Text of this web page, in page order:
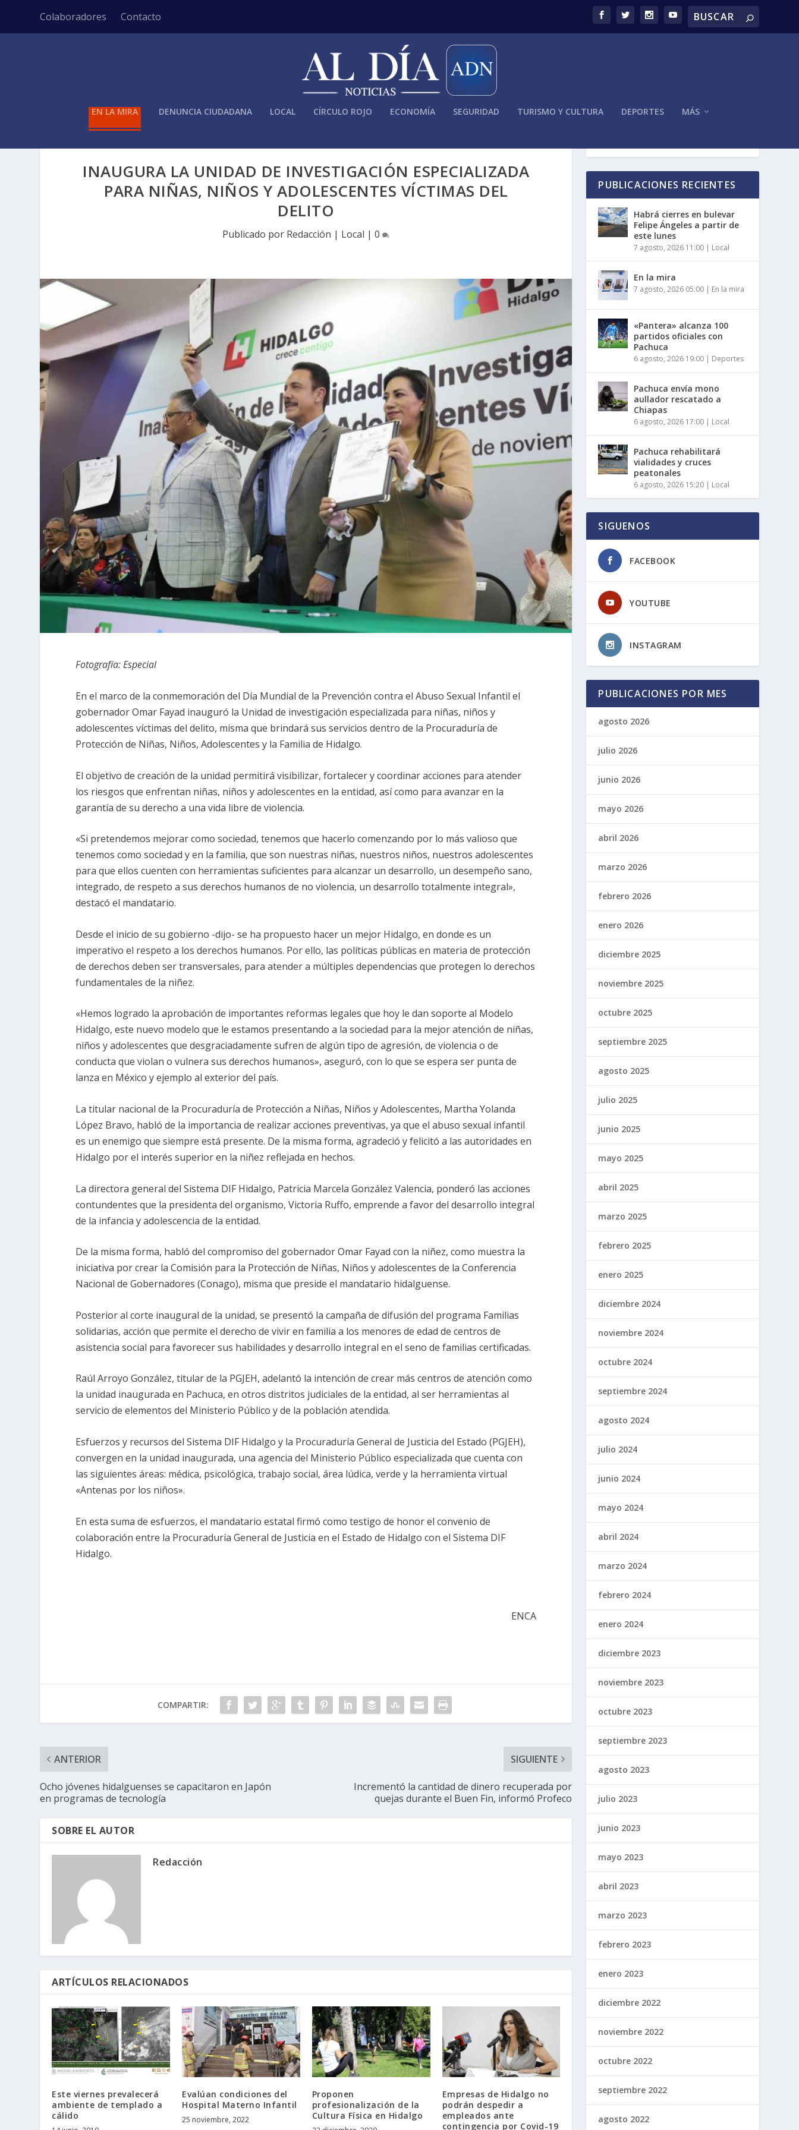
Colaboradores Contacto
EN LA MIRA DENUNCIA CIUDADANA LOCAL CÍRCULO ROJO ECONOMÍA SEGURIDAD TURISMO Y CULTURA DEPORTES MÁS
INAUGURA LA UNIDAD DE INVESTIGACIÓN ESPECIALIZADA
PARA NIÑAS, NIÑOS Y ADOLESCENTES VÍCTIMAS DEL
DELITO
Publicado por Redacción | Local |0
Fotografía: Especial
En el marco de la conmemoración del Día Mundial de la Prevención contra el Abuso Sexual Infantil el
gobernador Omar Fayad inauguró la Unidad de investigación especializada para niñas, niños y
adolescentes víctimas del delito, misma que brindará sus servicios dentro de la Procuraduría de
Protección de Niñas, Niños, Adolescentes y la Familia de Hidalgo.
El objetivo de creación de la unidad permitirá visibilizar, fortalecer y coordinar acciones para atender
los riesgos que enfrentan niñas, niños y adolescentes en la entidad, así como para avanzar en la
garantía de su derecho a una vida libre de violencia.
«Si pretendemos mejorar como sociedad, tenemos que hacerlo comenzando por lo más valioso que
tenemos como sociedad y en la familia, que son nuestras niñas, nuestros niños, nuestros adolescentes
para que ellos cuenten con herramientas suficientes para alcanzar un desarrollo, un desempeño sano,
integrado, de respeto a sus derechos humanos de no violencia, un desarrollo totalmente integral»,
destacó el mandatario.
Desde el inicio de su gobierno -dijo- se ha propuesto hacer un mejor Hidalgo, en donde es un
imperativo el respeto a los derechos humanos. Por ello, las políticas públicas en materia de protección
de derechos deben ser transversales, para atender a múltiples dependencias que protegen lo derechos
fundamentales de la niñez.
«Hemos logrado la aprobación de importantes reformas legales que hoy le dan soporte al Modelo
Hidalgo, este nuevo modelo que le estamos presentando a la sociedad para la mejor atención de niñas,
niños y adolescentes que desgraciadamente sufren de algún tipo de agresión, de violencia o de
conducta que violan o vulnera sus derechos humanos», aseguró, con lo que se espera ser punta de
lanza en México y ejemplo al exterior del país.
La titular nacional de la Procuraduría de Protección a Niñas, Niños y Adolescentes, Martha Yolanda
López Bravo, habló de la importancia de realizar acciones preventivas, ya que el abuso sexual infantil
es un enemigo que siempre está presente. De la misma forma, agradeció y felicitó a las autoridades en
Hidalgo por el interés superior en la niñez reflejada en hechos.
La directora general del Sistema DIF Hidalgo, Patricia Marcela González Valencia, ponderó las acciones
contundentes que la presidenta del organismo, Victoria Ruffo, emprende a favor del desarrollo integral
de la infancia y adolescencia de la entidad.
De la misma forma, habló del compromiso del gobernador Omar Fayad con la niñez, como muestra la
iniciativa por crear la Comisión para la Protección de Niñas, Niños y adolescentes de la Conferencia
Nacional de Gobernadores (Conago), misma que preside el mandatario hidalguense.
Posterior al corte inaugural de la unidad, se presentó la campaña de difusión del programa Familias
solidarias, acción que permite el derecho de vivir en familia a los menores de edad de centros de
asistencia social para favorecer sus habilidades y desarrollo integral en el seno de familias certificadas.
Raúl Arroyo González, titular de la PGJEH, adelantó la intención de crear más centros de atención como
la unidad inaugurada en Pachuca, en otros distritos judiciales de la entidad, al ser herramientas al
servicio de elementos del Ministerio Público y de la población atendida.
Esfuerzos y recursos del Sistema DIF Hidalgo y la Procuraduría General de Justicia del Estado (PGJEH),
convergen en la unidad inaugurada, una agencia del Ministerio Público especializada que cuenta con
las siguientes áreas: médica, psicológica, trabajo social, área lúdica, verde y la herramienta virtual
«Antenas por los niños».
En esta suma de esfuerzos, el mandatario estatal firmó como testigo de honor el convenio de
colaboración entre la Procuraduría General de Justicia en el Estado de Hidalgo con el Sistema DIF
Hidalgo.
ENCA
COMPARTIR:
ANTERIOR
Ocho jóvenes hidalguenses se capacitaron en Japón
en programas de tecnología
SIGUIENTE
Incrementó la cantidad de dinero recuperada por
quejas durante el Buen Fin, informó Profeco
SOBRE EL AUTOR
Redacción
ARTÍCULOS RELACIONADOS
Este viernes prevalecerá
ambiente de templado a
cálido
Evalúan condiciones del
Hospital Materno Infantil
25 noviembre, 2022
Proponen
profesionalización de la
Cultura Física en Hidalgo
Empresas de Hidalgo no
podrán despedir a
empleados ante
contingencia por Covid-19
PUBLICACIONES RECIENTES
Habrá cierres en bulevar
Felipe Ángeles a partir de
este lunes
7 agosto, 2026 11:00 | Local
En la mira
7 agosto, 2026 05:00 | En la mira
«Pantera» alcanza 100
partidos oficiales con
Pachuca
6 agosto, 2026 19:00 | Deportes
Pachuca envía mono
aullador rescatado a
Chiapas
6 agosto, 2026 17:00 | Local
Pachuca rehabilitará
vialidades y cruces
peatonales
6 agosto, 2026 15:20 | Local
SIGUENOS
FACEBOOK
YOUTUBE
INSTAGRAM
PUBLICACIONES POR MES
agosto 2026
julio 2026
junio 2026
mayo 2026
abril 2026
marzo 2026
febrero 2026
enero 2026
diciembre 2025
noviembre 2025
octubre 2025
septiembre 2025
agosto 2025
julio 2025
junio 2025
mayo 2025
abril 2025
marzo 2025
febrero 2025
enero 2025
diciembre 2024
noviembre 2024
octubre 2024
septiembre 2024
agosto 2024
julio 2024
junio 2024
mayo 2024
abril 2024
marzo 2024
febrero 2024
enero 2024
diciembre 2023
noviembre 2023
octubre 2023
septiembre 2023
agosto 2023
julio 2023
junio 2023
mayo 2023
abril 2023
marzo 2023
febrero 2023
enero 2023
diciembre 2022
noviembre 2022
octubre 2022
septiembre 2022
agosto 2022